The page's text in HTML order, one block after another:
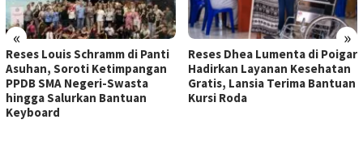
« »
Reses Louis Schramm di Panti
Asuhan, Soroti Ketimpangan
PPDB SMA Negeri-Swasta
hingga Salurkan Bantuan
Keyboard
Reses Dhea Lumenta di Poigar
Hadirkan Layanan Kesehatan
Gratis, Lansia Terima Bantuan
Kursi Roda